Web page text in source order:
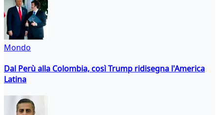
Mondo
Dal Perù alla Colombia, così Trump ridisegna l'America
Latina